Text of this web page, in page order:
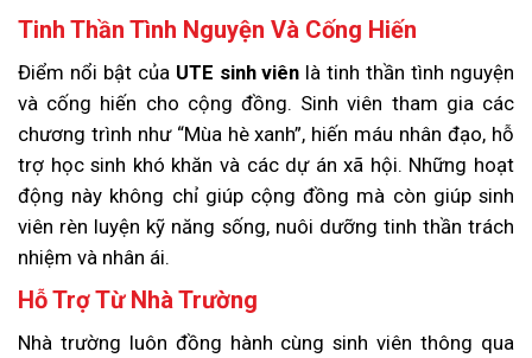
Tinh Thần Tình Nguyện Và Cống Hiến
Điểm nổi bật của UTE sinh viên là tinh thần tình nguyện
và cống hiến cho cộng đồng. Sinh viên tham gia các
chương trình như “Mùa hè xanh”, hiến máu nhân đạo, hỗ
trợ học sinh khó khăn và các dự án xã hội. Những hoạt
động này không chỉ giúp cộng đồng mà còn giúp sinh
viên rèn luyện kỹ năng sống, nuôi dưỡng tinh thần trách
nhiệm và nhân ái.
Hỗ Trợ Từ Nhà Trường
Nhà trường luôn đồng hành cùng sinh viên thông qua